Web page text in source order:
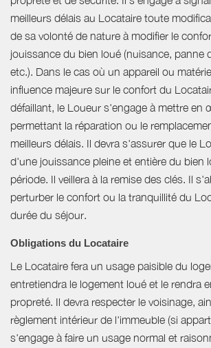
meilleurs délais au Locataire toute
de sa volonté de nature à modifier le
jouissance du bien loué (nuisance, panne
etc.). Dans le cas où un appareil ou
influence majeure sur le confort du
défaillant, le Loueur s'engage à mettre en
permettant la réparation ou le
meilleurs délais. Il devra s'assurer que le
d'une jouissance pleine et entière du bien
période. Il veillera à la remise des clés. Il
perturber le confort ou la tranquillité du
durée du séjour.
Obligations du Locataire
Le Locataire fera un usage paisible du
entretiendra le logement loué et le rendra
propreté. Il devra respecter le voisinage,
règlement intérieur de l'immeuble (si
s'engage à faire un usage normal et